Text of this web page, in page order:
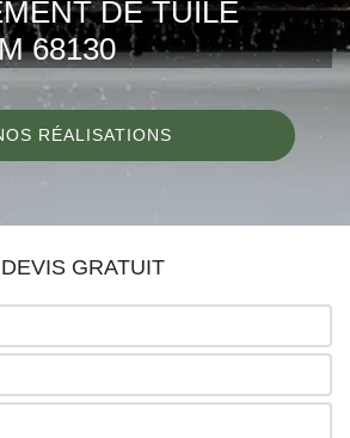
DE TUILE
68130
RÉALISATIONS
DEVIS GRATUIT